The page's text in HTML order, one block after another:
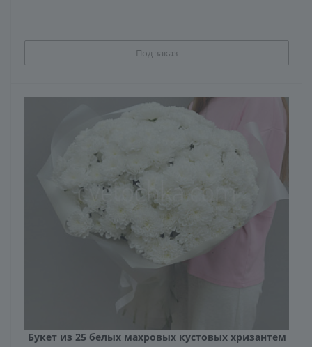
Под заказ
Букет из 25 белых махровых кустовых хризантем